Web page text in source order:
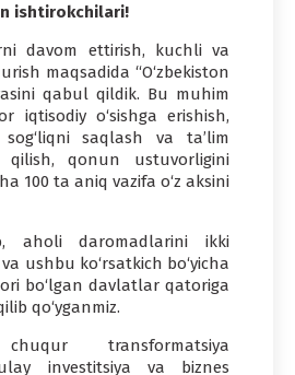
ishtirokchilari!
davom ettirish, kuchli va
maqsadida “O‘zbekiston
qabul qildik. Bu muhim
iqtisodiy o‘sishga erishish,
saqlash va ta’lim
qilish, qonun ustuvorligini
100 ta aniq vazifa o‘z aksini
aholi daromadlarini ikki
ushbu ko‘rsatkich bo‘yicha
bo‘lgan davlatlar qatoriga
qo‘yganmiz.
transformatsiya
investitsiya va biznes